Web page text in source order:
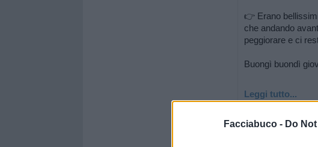
Facciabuco - Do
👉 Erano
che andando
peggiorare e ci
Buongì buondì
Leggi tutto...